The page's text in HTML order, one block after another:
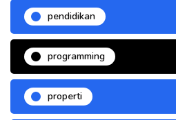
pendidikan
programming
properti